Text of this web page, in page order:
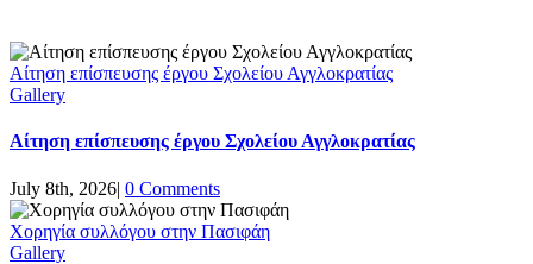
Αίτηση επίσπευσης έργου Σχολείου Αγγλοκρατίας
Gallery
Αίτηση επίσπευσης έργου Σχολείου Αγγλοκρατίας
July 8th, 2026| 0 Comments
Χορηγία συλλόγου στην Πασιφάη
Gallery